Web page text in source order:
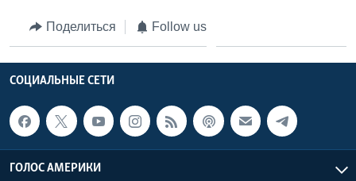
Поделиться Follow us
СОЦИАЛЬНЫЕ СЕТИ
ГОЛОС АМЕРИКИ